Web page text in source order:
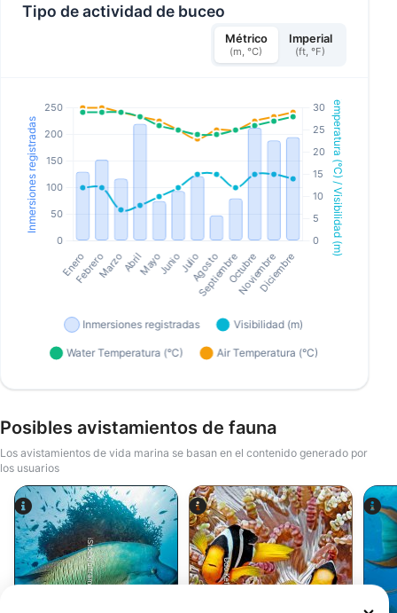
Tipo de actividad de buceo
Métrico
(m, °C)
Imperial
(ft, °F)
Posibles avistamientos de fauna
Los avistamientos de vida marina se basan en el contenido generado por
los usuarios
iStock/ultramarinfoto Udo Kefrig